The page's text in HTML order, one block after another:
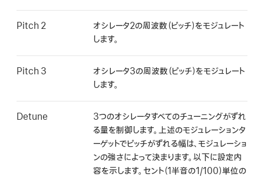
Pitch 2
オシレータ2の周波数（ピッチ）をモジュレート
します。
Pitch 3
オシレータ3の周波数（ピッチ）をモジュレート
します。
Detune
3つのオシレータすべてのチューニングがずれ
る量を制御します。上述のモジュレーションタ
ーゲットでピッチがずれる幅は、モジュレーショ
ンの強さによって決まります。以下に設定内
容を示します。セント（1半音の1/100）単位の